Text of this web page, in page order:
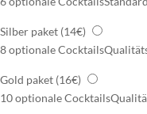
Silber paket (14€)
8 optionale Cocktails
Gold paket (16€)
10 optionale Cocktails